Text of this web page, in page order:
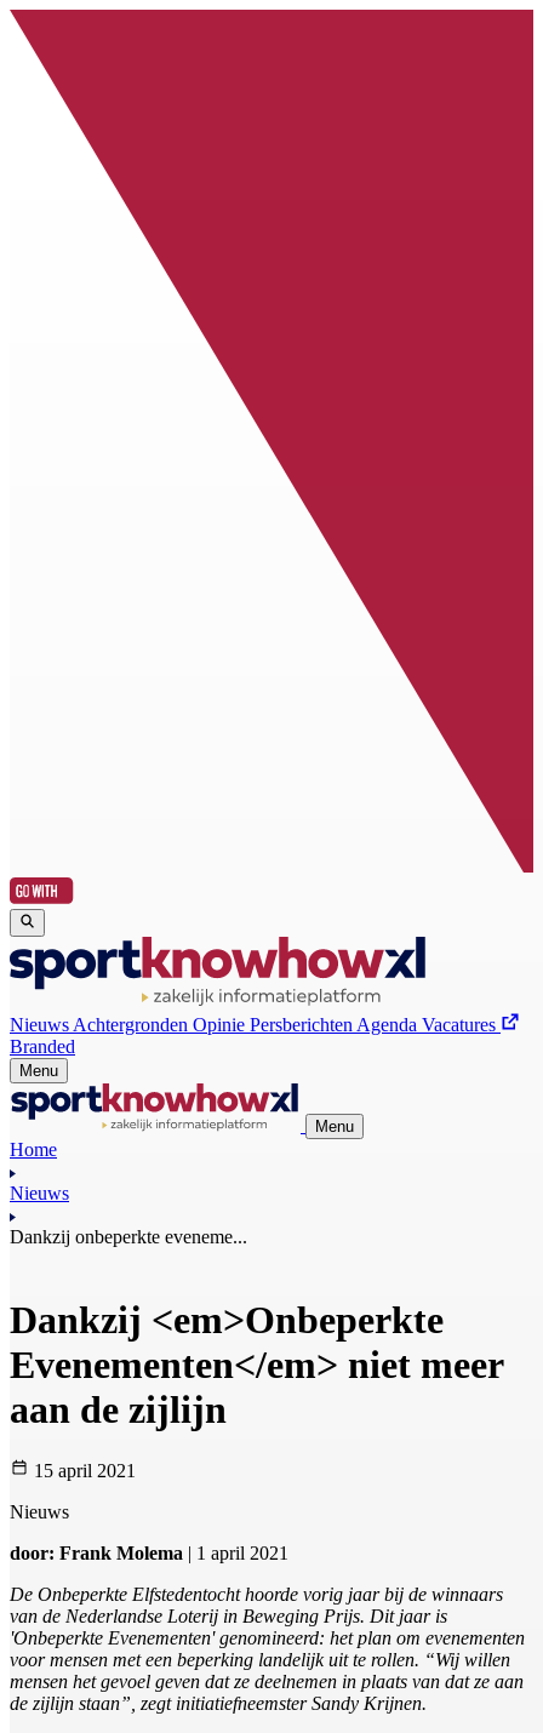
Nieuws Achtergronden Opinie Persberichten Agenda Vacatures
Branded
Menu
Menu
Home
Nieuws
Dankzij onbeperkte eveneme...
Dankzij <em>Onbeperkte
Evenementen</em> niet meer
aan de zijlijn
15 april 2021
Nieuws
door: Frank Molema | 1 april 2021
De Onbeperkte Elfstedentocht hoorde vorig jaar bij de winnaars
van de Nederlandse Loterij in Beweging Prijs. Dit jaar is
'Onbeperkte Evenementen' genomineerd: het plan om evenementen
voor mensen met een beperking landelijk uit te rollen. “Wij willen
mensen het gevoel geven dat ze deelnemen in plaats van dat ze aan
de zijlijn staan”, zegt initiatiefneemster Sandy Krijnen.